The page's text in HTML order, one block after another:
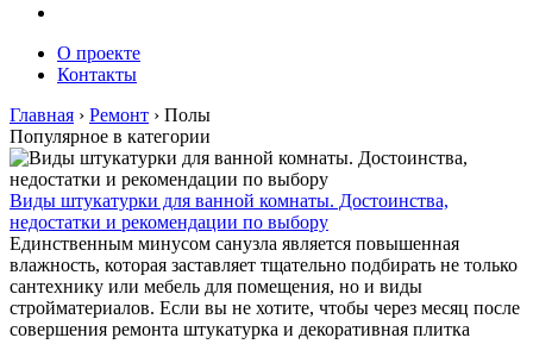
О проекте
Контакты
Главная › Ремонт › Полы
Популярное в категории
Виды штукатурки для ванной комнаты. Достоинства,
недостатки и рекомендации по выбору
Единственным минусом санузла является повышенная
влажность, которая заставляет тщательно подбирать не только
сантехнику или мебель для помещения, но и виды
стройматериалов. Если вы не хотите, чтобы через месяц после
совершения ремонта штукатурка и декоративная плитка